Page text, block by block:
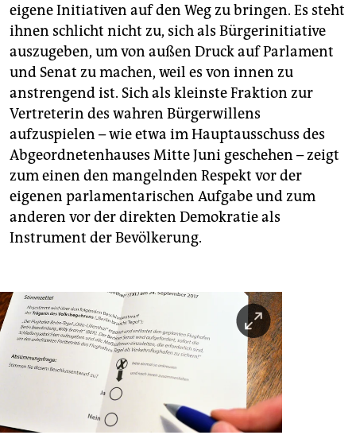
eigene Initiativen auf den Weg zu bringen. Es steht
ihnen schlicht nicht zu, sich als Bürgerinitiative
auszugeben, um von außen Druck auf Parlament
und Senat zu machen, weil es von innen zu
anstrengend ist. Sich als kleinste Fraktion zur
Vertreterin des wahren Bürgerwillens
aufzuspielen – wie etwa im Hauptausschuss des
Abgeordnetenhauses Mitte Juni geschehen – zeigt
zum einen den mangelnden Respekt vor der
eigenen parlamentarischen Aufgabe und zum
anderen vor der direkten Demokratie als
Instrument der Bevölkerung.